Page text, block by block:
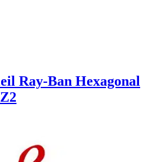
Ray-Ban Hexagonal